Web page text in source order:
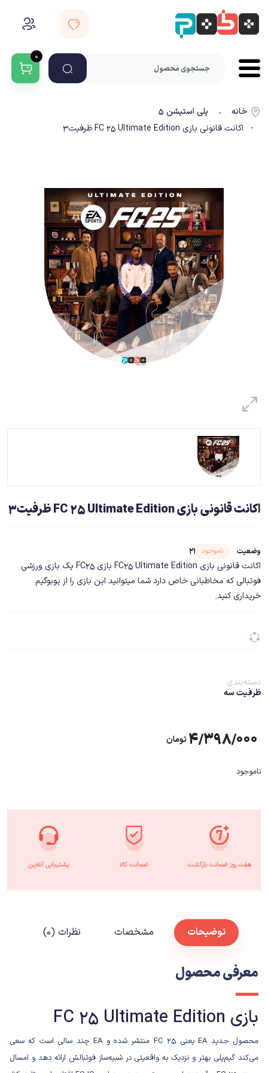
۰
خانه -
پلی استیشن ۵
- اکانت قانونی بازی FC 25 Ultimate Edition ظرفیت3
اکانت قانونی بازی FC 25 Ultimate Edition ظرفیت3
وضعیت ناموجود
شناسه محصول ۲۲۱۲۱
اکانت قانونی بازی FC25 Ultimate Edition بازی FC25 یک بازی ورزشی
فوتبالی که مخاطبانی خاص دارد شما میتوانید این بازی را از پوبوگیم
خریداری کنید.
دسته‌بندی
ظرفیت سه
۴/۳۹۸/۰۰۰ تومان
ناموجود
هفت روز ضمانت بازگشت ضمانت کالا پشتیبانی آنلاین
توضیحات مشخصات نظرات (۰)
معرفی محصول
بازی FC 25 Ultimate Edition
محصول جدید EA
یعنی FC 25 منتشر شده و EA چند سالی است که سعی
می‌کند گیم‌پلی بهتر و نزدیک به واقعیتی در شبیه‌ساز فوتبالش ارائه دهد و امسال